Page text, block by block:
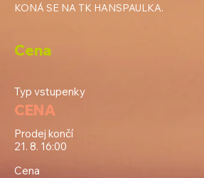
KONÁ SE NA TK HANSPAULKA.
Cena
Typ vstupenky
CENA
Prodej končí
21. 8. 16:00
Cena